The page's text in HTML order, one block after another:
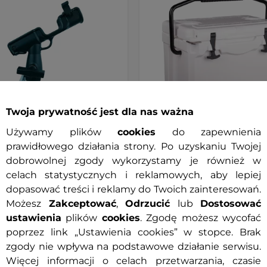
uchwyt na wędkę
Durancar
zł
Lodówka turystyczna
inSPORTline Arvelo
599 zł
Dostępny
Twoja prywatność jest dla nas ważna
Używamy plików cookies do zapewnienia
prawidłowego działania strony. Po uzyskaniu Twojej
dobrowolnej zgody wykorzystamy je również w
celach statystycznych i reklamowych, aby lepiej
dopasować treści i reklamy do Twoich zainteresowań.
Możesz Zakceptować, Odrzucić lub Dostosować
ustawienia plików cookies. Zgodę możesz wycofać
poprzez link „Ustawienia cookies” w stopce. Brak
zgody nie wpływa na podstawowe działanie serwisu.
Więcej informacji o celach przetwarzania, czasie